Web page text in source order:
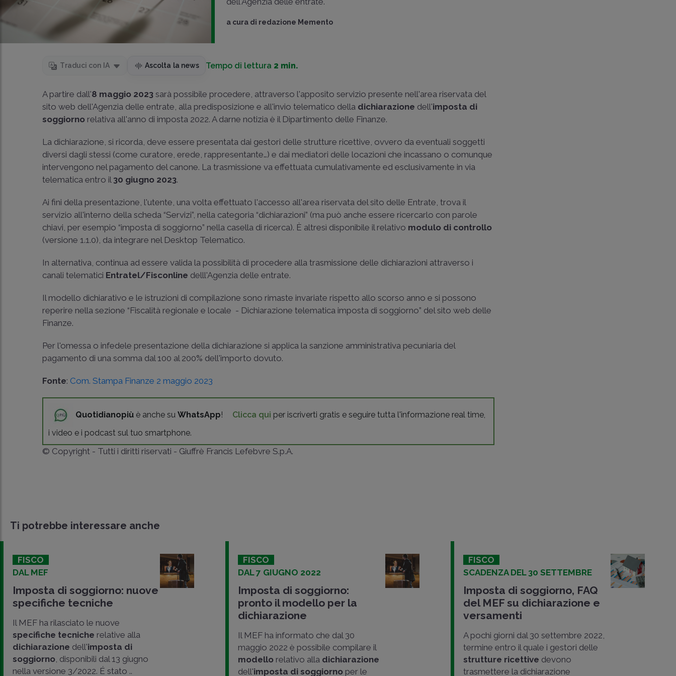
a cura di redazione Memento
Traduci con IA Ascolta la news Tempo di lettura 2 min.
A partire dall'8 maggio 2023 sarà possibile procedere, attraverso l'apposito servizio presente nell'area riservata del
sito web dell'Agenzia delle entrate, alla predisposizione e all'invio telematico della dichiarazione dell'imposta di
soggiorno relativa all'anno di imposta 2022. A darne notizia è il Dipartimento delle Finanze.
La dichiarazione, si ricorda, deve essere presentata dai gestori delle strutture ricettive, ovvero da eventuali soggetti
diversi dagli stessi (come curatore, erede, rappresentante…) e dai mediatori delle locazioni che incassano o comunque
intervengono nel pagamento del canone. La trasmissione va effettuata cumulativamente ed esclusivamente in via
telematica entro il 30 giugno 2023.
Ai fini della presentazione, l'utente, una volta effettuato l'accesso all'area riservata del sito delle Entrate, trova il
servizio all'interno della scheda “Servizi”, nella categoria “dichiarazioni” (ma può anche essere ricercarlo con parole
chiavi, per esempio “imposta di soggiorno” nella casella di ricerca). È altresì disponibile il relativo modulo di controllo
(versione 1.1.0), da integrare nel Desktop Telematico.
In alternativa, continua ad essere valida la possibilità di procedere alla trasmissione delle dichiarazioni attraverso i
canali telematici Entratel/Fisconline delll'Agenzia delle entrate.
Il modello dichiarativo e le istruzioni di compilazione sono rimaste invariate rispetto allo scorso anno e si possono
reperire nella sezione “Fiscalità regionale e locale - Dichiarazione telematica imposta di soggiorno” del sito web delle
Finanze.
Per l'omessa o infedele presentazione della dichiarazione si applica la sanzione amministrativa pecuniaria del
pagamento di una somma dal 100 al 200% dell'importo dovuto.
Fonte: Com. Stampa Finanze 2 maggio 2023
Quotidianopiù è anche suWhatsApp! Clicca qui per iscriverti gratis e seguire tutta l'informazione real time,
i video e i podcast sul tuo smartphone.
© Copyright - Tutti i diritti riservati - Giuffrè Francis Lefebvre S.p.A.
Ti potrebbe interessare anche
FISCO
DAL MEF
Imposta di soggiorno: nuove
specifiche tecniche
Il MEF ha rilasciato le nuove
specifiche tecniche relative alla
dichiarazione dell'imposta di
soggiorno, disponibili dal 13 giugno
nella versione 3/2022. É stato ..
FISCO
DAL 7 GIUGNO 2022
Imposta di soggiorno:
pronto il modello per la
dichiarazione
Il MEF ha informato che dal 30
maggio 2022 è possibile compilare il
modello relativo alla dichiarazione
dell'imposta di soggiorno per le
FISCO
SCADENZA DEL 30 SETTEMBRE
Imposta di soggiorno, FAQ
del MEF su dichiarazione e
versamenti
A pochi giorni dal 30 settembre 2022,
termine entro il quale i gestori delle
strutture ricettive devono
trasmettere la dichiarazione